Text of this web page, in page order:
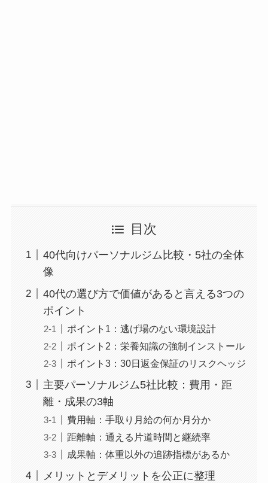
目次
40代向けパーソナルジム比較・5社の全体
像
40代の選び方で価値があると言える3つの
ポイント
ポイント1：逃げ場のない環境設計
ポイント2：栄養知識の強制インストール
ポイント3：30日返金保証のリスクヘッジ
主要パーソナルジム5社比較：費用・距
離・成果の3軸
費用軸：手取り月給の何か月分か
距離軸：通える片道時間と継続率
成果軸：体重以外の追跡指標があるか
メリットとデメリットを公正に整理